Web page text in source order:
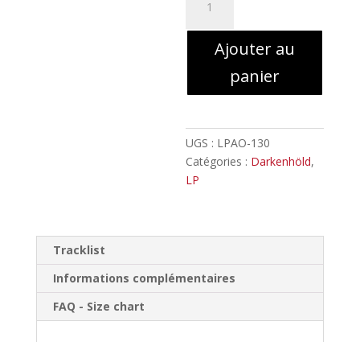
Darkenhöld
Double
LP
Ajouter au
panier
UGS : LPAO-130
Catégories : Darkenhöld,
LP
Tracklist
Informations complémentaires
FAQ - Size chart